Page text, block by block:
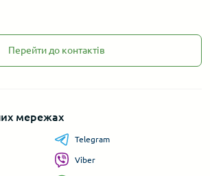
Перейти до контактів
мережах
Telegram
Viber